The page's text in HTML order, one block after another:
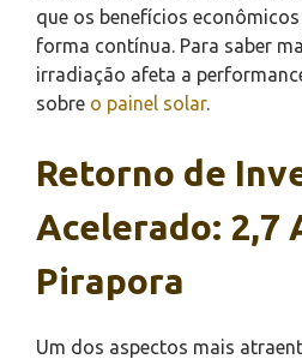
que os benefícios
forma contínua. Para saber
irradiação afeta a
sobre o painel solar.
Retorno de
Acelerado: 2,7
Pirapora
Um dos aspectos mais